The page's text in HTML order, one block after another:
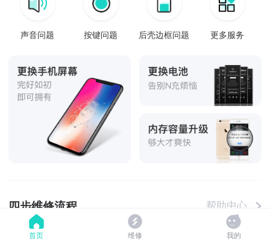
声音问题 按键问题 后壳边框问题 更多服务
四步维修流程 帮助中心
首页 维修 我的